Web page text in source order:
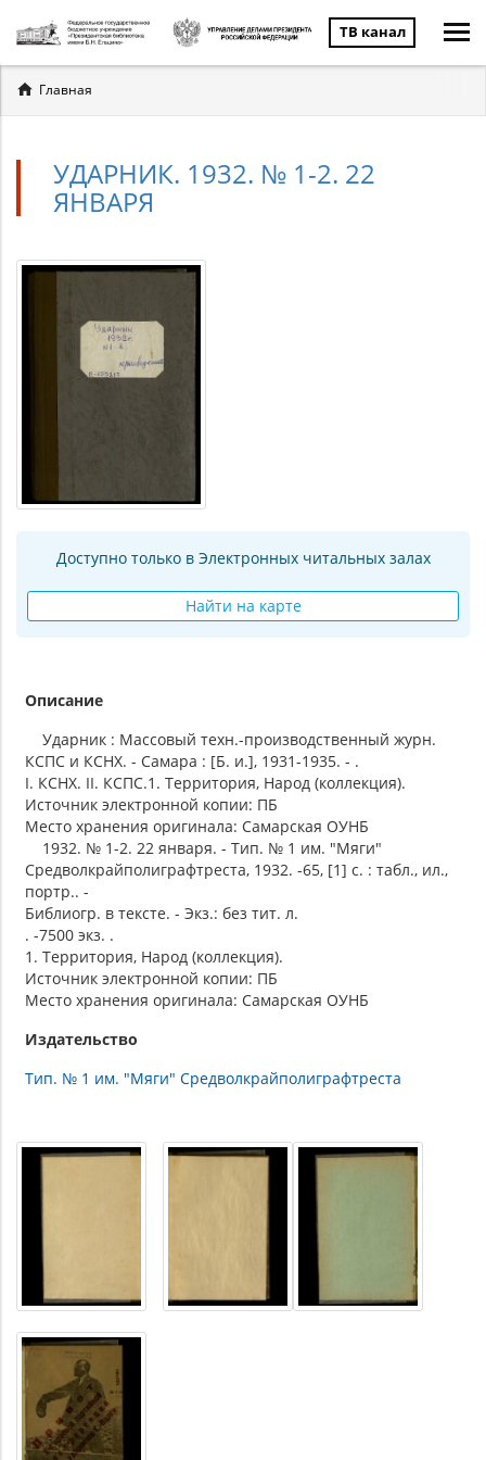
ТВ канал
Вы
здесь
Главная
УДАРНИК. 1932. № 1-2. 22
ЯНВАРЯ
Доступно только в Электронных читальных залах
Найти на карте
Описание
Ударник : Массовый техн.-производственный журн.
КСПС и КСНХ. - Самара : [Б. и.], 1931-1935. - .
I. КСНХ. II. КСПС.1. Территория, Народ (коллекция).
Источник электронной копии: ПБ
Место хранения оригинала: Самарская ОУНБ
1932. № 1-2. 22 января. - Тип. № 1 им. "Мяги"
Средволкрайполиграфтреста, 1932. -65, [1] с. : табл., ил.,
портр.. -
Библиогр. в тексте. - Экз.: без тит. л.
. -7500 экз. .
1. Территория, Народ (коллекция).
Источник электронной копии: ПБ
Место хранения оригинала: Самарская ОУНБ
Издательство
Тип. № 1 им. "Мяги" Средволкрайполиграфтреста